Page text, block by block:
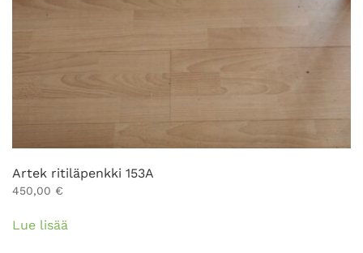
Artek ritiläpenkki 153A
450,00 €
Lue lisää